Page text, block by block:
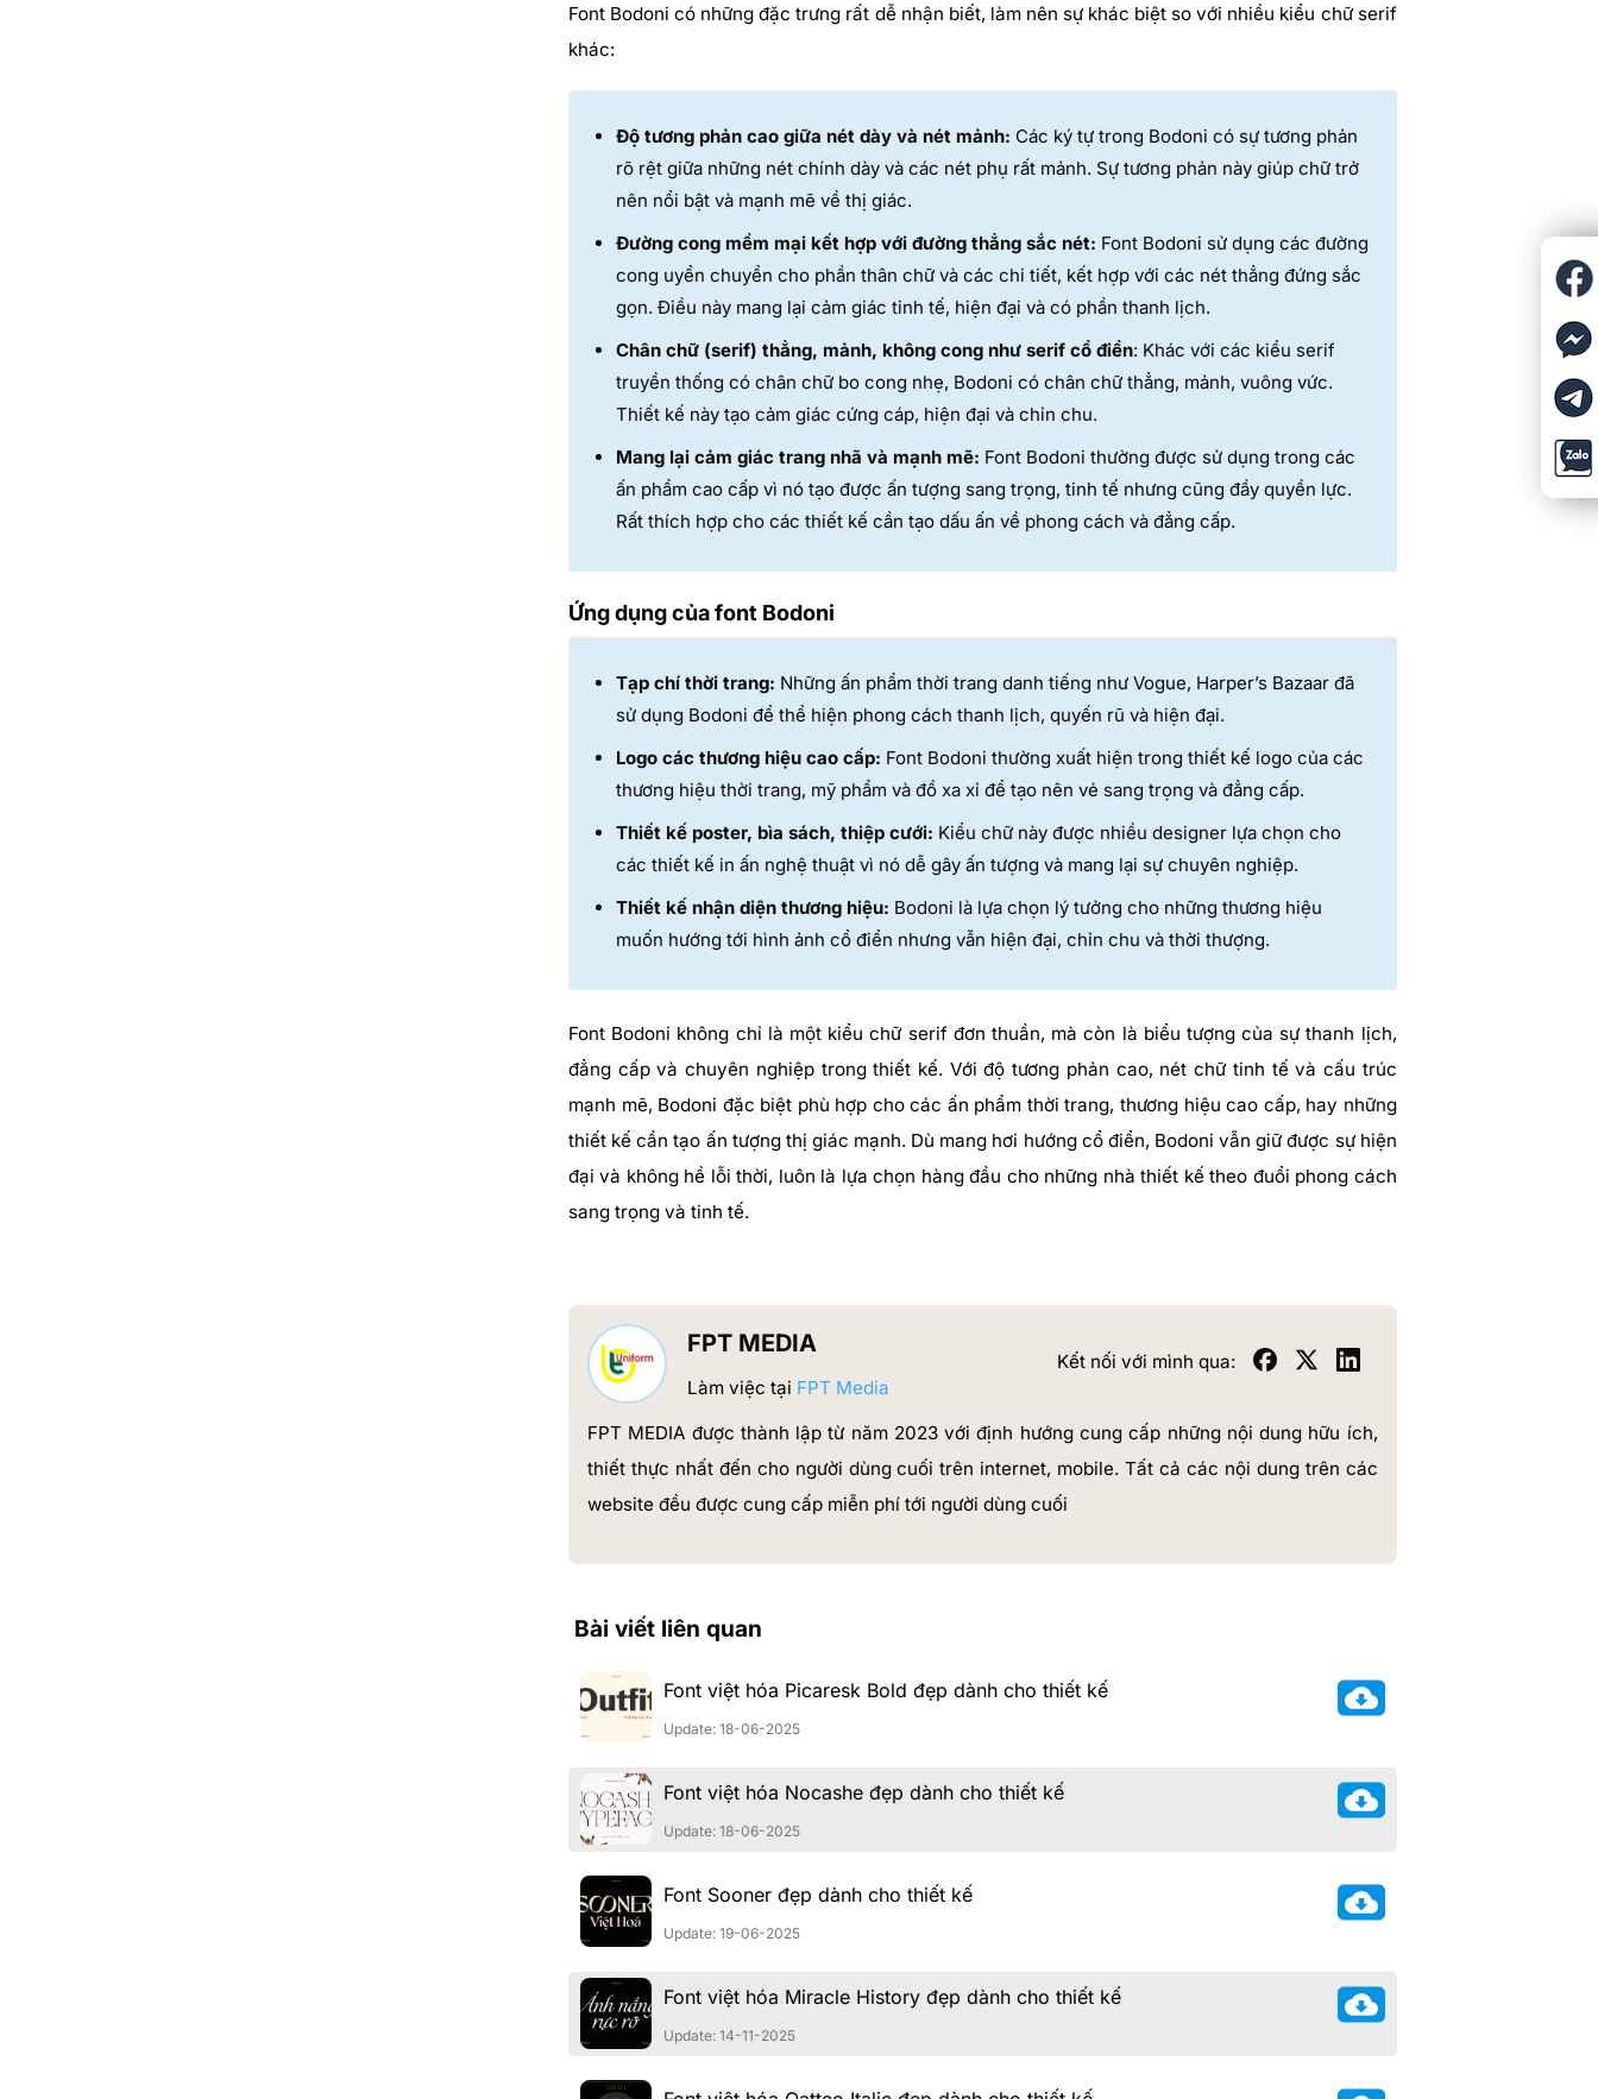
Font Bodoni có những đặc trưng rất dễ nhận biết, làm nên sự khác biệt so với nhiều kiểu chữ serif
khác:
Độ tương phản cao giữa nét dày và nét mảnh: Các ký tự trong Bodoni có sự tương phản
rõ rệt giữa những nét chính dày và các nét phụ rất mảnh. Sự tương phản này giúp chữ trở
nên nổi bật và mạnh mẽ về thị giác.
Đường cong mềm mại kết hợp với đường thẳng sắc nét: Font Bodoni sử dụng các đường
cong uyển chuyển cho phần thân chữ và các chi tiết, kết hợp với các nét thẳng đứng sắc
gọn. Điều này mang lại cảm giác tinh tế, hiện đại và có phần thanh lịch.
Chân chữ (serif) thẳng, mảnh, không cong như serif cổ điển: Khác với các kiểu serif
truyền thống có chân chữ bo cong nhẹ, Bodoni có chân chữ thẳng, mảnh, vuông vức.
Thiết kế này tạo cảm giác cứng cáp, hiện đại và chỉn chu.
Mang lại cảm giác trang nhã và mạnh mẽ: Font Bodoni thường được sử dụng trong các
ấn phẩm cao cấp vì nó tạo được ấn tượng sang trọng, tinh tế nhưng cũng đầy quyền lực.
Rất thích hợp cho các thiết kế cần tạo dấu ấn về phong cách và đẳng cấp.
Ứng dụng của font Bodoni
Tạp chí thời trang: Những ấn phẩm thời trang danh tiếng như Vogue, Harper’s Bazaar đã
sử dụng Bodoni để thể hiện phong cách thanh lịch, quyến rũ và hiện đại.
Logo các thương hiệu cao cấp: Font Bodoni thường xuất hiện trong thiết kế logo của các
thương hiệu thời trang, mỹ phẩm và đồ xa xỉ để tạo nên vẻ sang trọng và đẳng cấp.
Thiết kế poster, bìa sách, thiệp cưới: Kiểu chữ này được nhiều designer lựa chọn cho
các thiết kế in ấn nghệ thuật vì nó dễ gây ấn tượng và mang lại sự chuyên nghiệp.
Thiết kế nhận diện thương hiệu: Bodoni là lựa chọn lý tưởng cho những thương hiệu
muốn hướng tới hình ảnh cổ điển nhưng vẫn hiện đại, chỉn chu và thời thượng.
Font Bodoni không chỉ là một kiểu chữ serif đơn thuần, mà còn là biểu tượng của sự thanh lịch,
đẳng cấp và chuyên nghiệp trong thiết kế. Với độ tương phản cao, nét chữ tinh tế và cấu trúc
mạnh mẽ, Bodoni đặc biệt phù hợp cho các ấn phẩm thời trang, thương hiệu cao cấp, hay những
thiết kế cần tạo ấn tượng thị giác mạnh. Dù mang hơi hướng cổ điển, Bodoni vẫn giữ được sự hiện
đại và không hề lỗi thời, luôn là lựa chọn hàng đầu cho những nhà thiết kế theo đuổi phong cách
sang trọng và tinh tế.
FPT MEDIA
Làm việc tại FPT Media
Kết nối với mình qua:
FPT MEDIA được thành lập từ năm 2023 với định hướng cung cấp những nội dung hữu ích,
thiết thực nhất đến cho người dùng cuối trên internet, mobile. Tất cả các nội dung trên các
website đều được cung cấp miễn phí tới người dùng cuối
Bài viết liên quan
Font việt hóa Picaresk Bold đẹp dành cho thiết kế
Update: 18-06-2025
Font việt hóa Nocashe đẹp dành cho thiết kế
Update: 18-06-2025
Font Sooner đẹp dành cho thiết kế
Update: 19-06-2025
Font việt hóa Miracle History đẹp dành cho thiết kế
Update: 14-11-2025